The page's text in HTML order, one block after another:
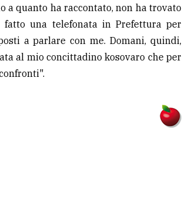
a quanto ha raccontato, non ha trovato
fatto una telefonata in Prefettura per
a parlare con me. Domani, quindi,
al mio concittadino kosovaro che per